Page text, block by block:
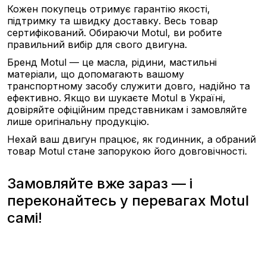
Кожен покупець отримує гарантію якості,
підтримку та швидку доставку. Весь товар
сертифікований. Обираючи Motul, ви робите
правильний вибір для свого двигуна.
Бренд Motul — це масла, рідини, мастильні
матеріали, що допомагають вашому
транспортному засобу служити довго, надійно та
ефективно. Якщо ви шукаєте Motul в Україні,
довіряйте офіційним представникам і замовляйте
лише оригінальну продукцію.
Нехай ваш двигун працює, як годинник, а обраний
товар Motul стане запорукою його довговічності.
Замовляйте вже зараз — і
переконайтесь у перевагах Motul
самі!